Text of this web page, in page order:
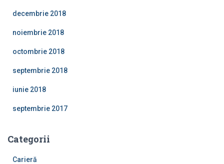
decembrie 2018
noiembrie 2018
octombrie 2018
septembrie 2018
iunie 2018
septembrie 2017
Categorii
Carieră